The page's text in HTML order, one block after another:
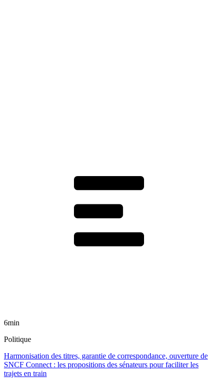
6min
Politique
Harmonisation des titres, garantie de correspondance, ouverture de
SNCF Connect : les propositions des sénateurs pour faciliter les
trajets en train